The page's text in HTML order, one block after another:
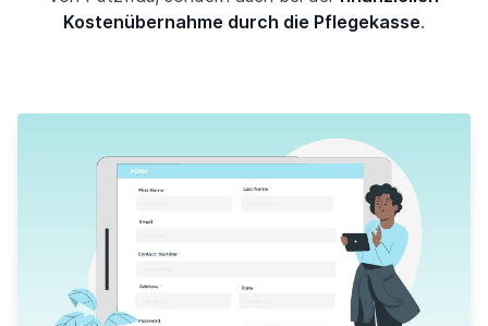
Kostenübernahme durch die Pflegekasse.